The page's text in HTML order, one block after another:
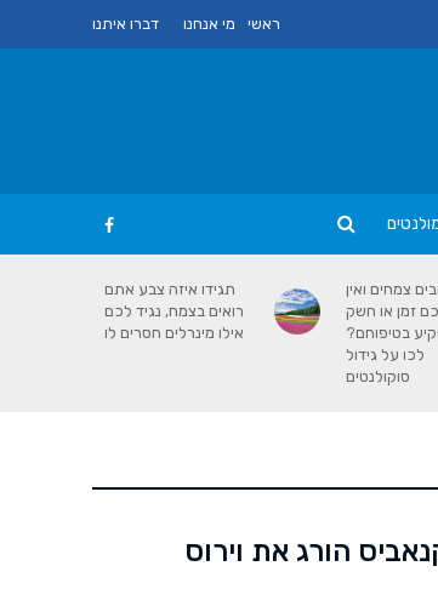
ראשי מי אנחנו דברו איתנו
צמחים ואין
זמן או חשק
בטיפוחם?
לכו על גידול
סוקולנטים
תגידו איזה צבע אתם
רואים בצמח, נגיד לכם
אילו מינרלים חסרים לו
הורג את וירוס